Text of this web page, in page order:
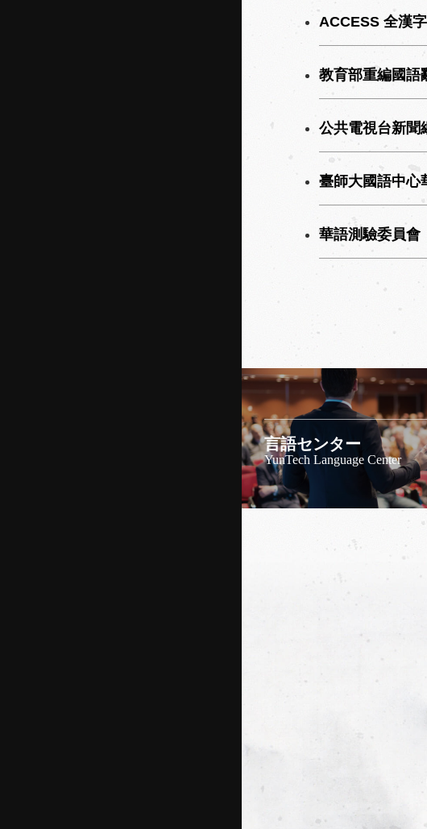
ACCESS 全漢
教育部重編國語
公共電視台新聞
臺師大國語中心
華語測驗委員會
言語センター
YunTech Language Center